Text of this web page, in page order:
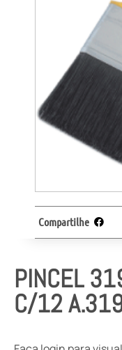
PINCEL
C/12
Compartilhe